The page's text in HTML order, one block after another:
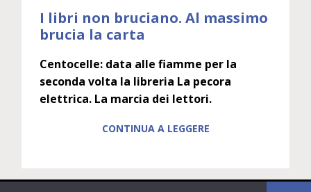
I libri non bruciano. Al massimo
brucia la carta
Centocelle: data alle fiamme per la
seconda volta la libreria La pecora
elettrica. La marcia dei lettori.
CONTINUA A LEGGERE